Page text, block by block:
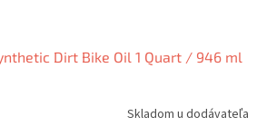
Dirt Bike Oil 1 Quart / 946 ml
Skladom u dodávateľa